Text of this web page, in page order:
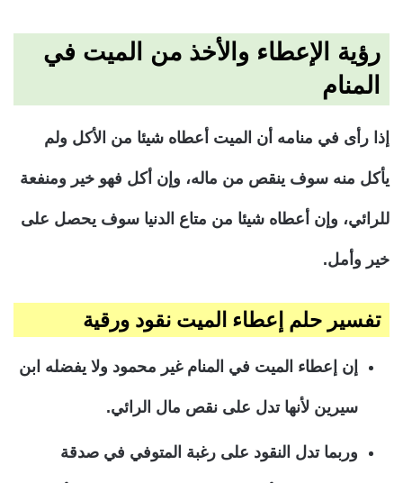
رؤية الإعطاء والأخذ من الميت في
المنام
إذا رأى في منامه أن الميت أعطاه شيئا من الأكل ولم
يأكل منه سوف ينقص من ماله، وإن أكل فهو خير ومنفعة
للرائي، وإن أعطاه شيئا من متاع الدنيا سوف يحصل على
خير وأمل.
تفسير حلم إعطاء الميت نقود ورقية
إن إعطاء الميت في المنام غير محمود ولا يفضله ابن
سيرين لأنها تدل على نقص مال الرائي.
وربما تدل النقود على رغبة المتوفي في صدقة